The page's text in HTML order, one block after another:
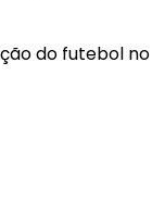
do futebol no